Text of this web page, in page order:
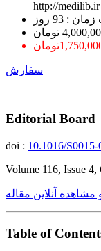
http://medilib.ir
: 93 ﺭﻭﺯ
سفارش
Editorial Board
doi : 10.1016/
Volume 116, Issue
مشاهده آنلاین مقاله
Table of